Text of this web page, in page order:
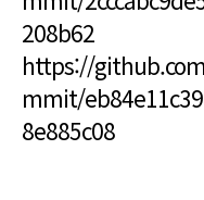
208b62
https://
mmit/
8e885c08